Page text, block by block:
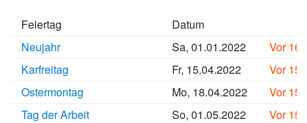
Feiertag
Datum
Neujahr
Sa, 01.01.2022
Vor
Karfreitag
Fr, 15.04.2022
Vor
Ostermontag
Mo, 18.04.2022
Vor
Tag der Arbeit
So, 01.05.2022
Vor